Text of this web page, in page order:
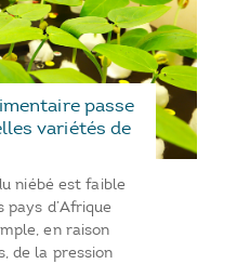
passe
variétés de
niébé est faible
d’Afrique
en raison
de la pression